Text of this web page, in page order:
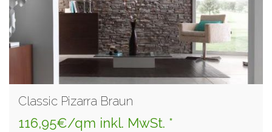
Classic Pizarra Braun
116,95€/qm inkl. MwSt. *